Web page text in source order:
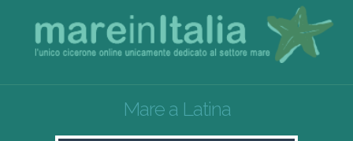
Mare a Latina